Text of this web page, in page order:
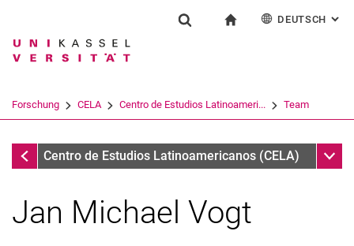
Springe direkt zu: Inhalt
Springe direkt zu: Suche
Springe direkt zu:
Suchbegriff
Suchen (öffnet externen Link in einem
DEUTSCH :
Forschung CELA Centro de Estudios Latinoameri... Team
TeamCentro de Estudios Latinoamericanos (CELA)
Jan Michael Vogt